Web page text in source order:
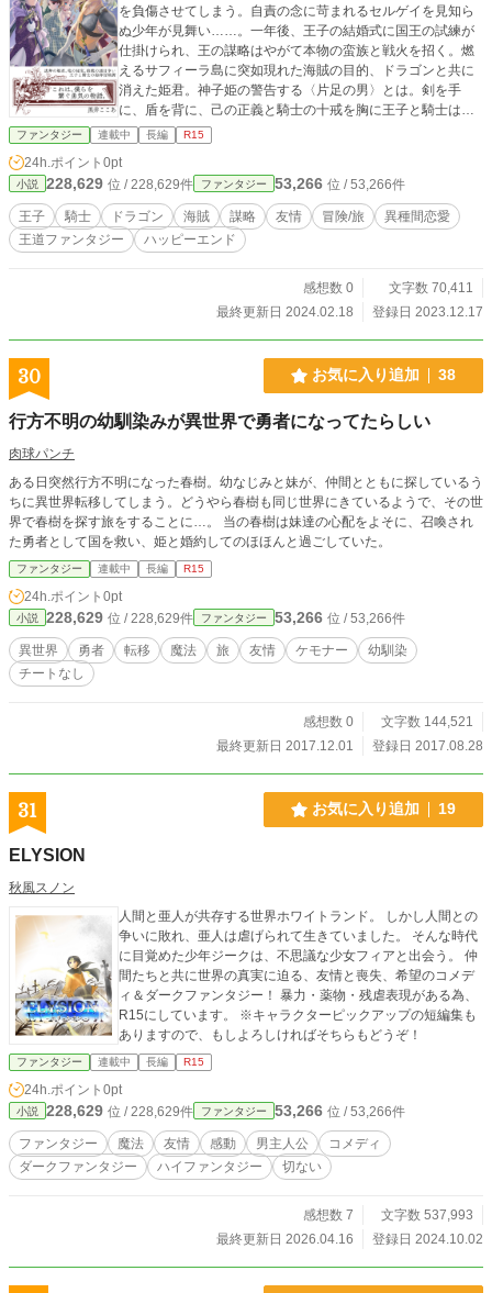
を負傷させてしまう。自責の念に苛まれるセルゲイを見知ら
ぬ少年が見舞い……。一年後、王子の結婚式に国王の試練が
仕掛けられ、王の謀略はやがて本物の蛮族と戦火を招く。燃
えるサフィーラ島に突如現れた海賊の目的、ドラゴンと共に
消えた姫君。神子姫の警告する〈片足の男〉とは。剣を手
に、盾を背に、己の正義と騎士の十戒を胸に王子と騎士は海
賊の頭目争いに荒れる海へ繰り出す。真実の宝をめぐる大冒
険。これは、僕らを繋ぐ勇気の物語。 手元完結済み。毎日夜
21～23時ごろ1000字ぐらいずつ更新。 自費出版書籍→http
s://booth.pm/ja/items/2286387
ファンタジー 連載中 長編 R15
24h.ポイント 0pt
小説 228,629 位 / 228,629件 ファンタジー 53,266 位 / 53,266件
王子 騎士 ドラゴン 海賊 謀略 友情 冒険/旅
異種間恋愛
王道ファンタジー
ハッピーエンド
感想数 0
文字数 70,411
最終更新日 2024.02.18
登録日 2023.12.17
30 お気に入り追加 38
行方不明の幼馴染みが異世界で勇者になってたらしい
肉球パンチ
ある日突然行方不明になった春樹。幼なじみと妹が、仲間とともに探しているう
ちに異世界転移してしまう。どうやら春樹も同じ世界にきているようで、その世
界で春樹を探す旅をすることに…。 当の春樹は妹達の心配をよそに、召喚され
た勇者として国を救い、姫と婚約してのほほんと過ごしていた。
ファンタジー 連載中 長編 R15
24h.ポイント 0pt
小説 228,629 位 / 228,629件 ファンタジー 53,266 位 / 53,266件
異世界 勇者 転移 魔法 旅 友情 ケモナー
幼馴染
チートなし
感想数 0
文字数 144,521
最終更新日 2017.12.01
登録日 2017.08.28
31 お気に入り追加 19
ELYSION
秋風スノン
人間と亜人が共存する世界ホワイトランド。 しかし人間との
争いに敗れ、亜人は虐げられて生きていました。 そんな時代
に目覚めた少年ジークは、不思議な少女フィアと出会う。 仲
間たちと共に世界の真実に迫る、友情と喪失、希望のコメデ
ィ＆ダークファンタジー！ 暴力・薬物・残虐表現がある為、
R15にしています。 ※キャラクターピックアップの短編集も
ありますので、もしよろしければそちらもどうぞ！
ファンタジー 連載中 長編 R15
24h.ポイント 0pt
小説 228,629 位 / 228,629件 ファンタジー 53,266 位 / 53,266件
ファンタジー 魔法 友情 感動 男主人公
コメディ
ダークファンタジー
ハイファンタジー 切ない
感想数 7
文字数 537,993
最終更新日 2026.04.16
登録日 2024.10.02